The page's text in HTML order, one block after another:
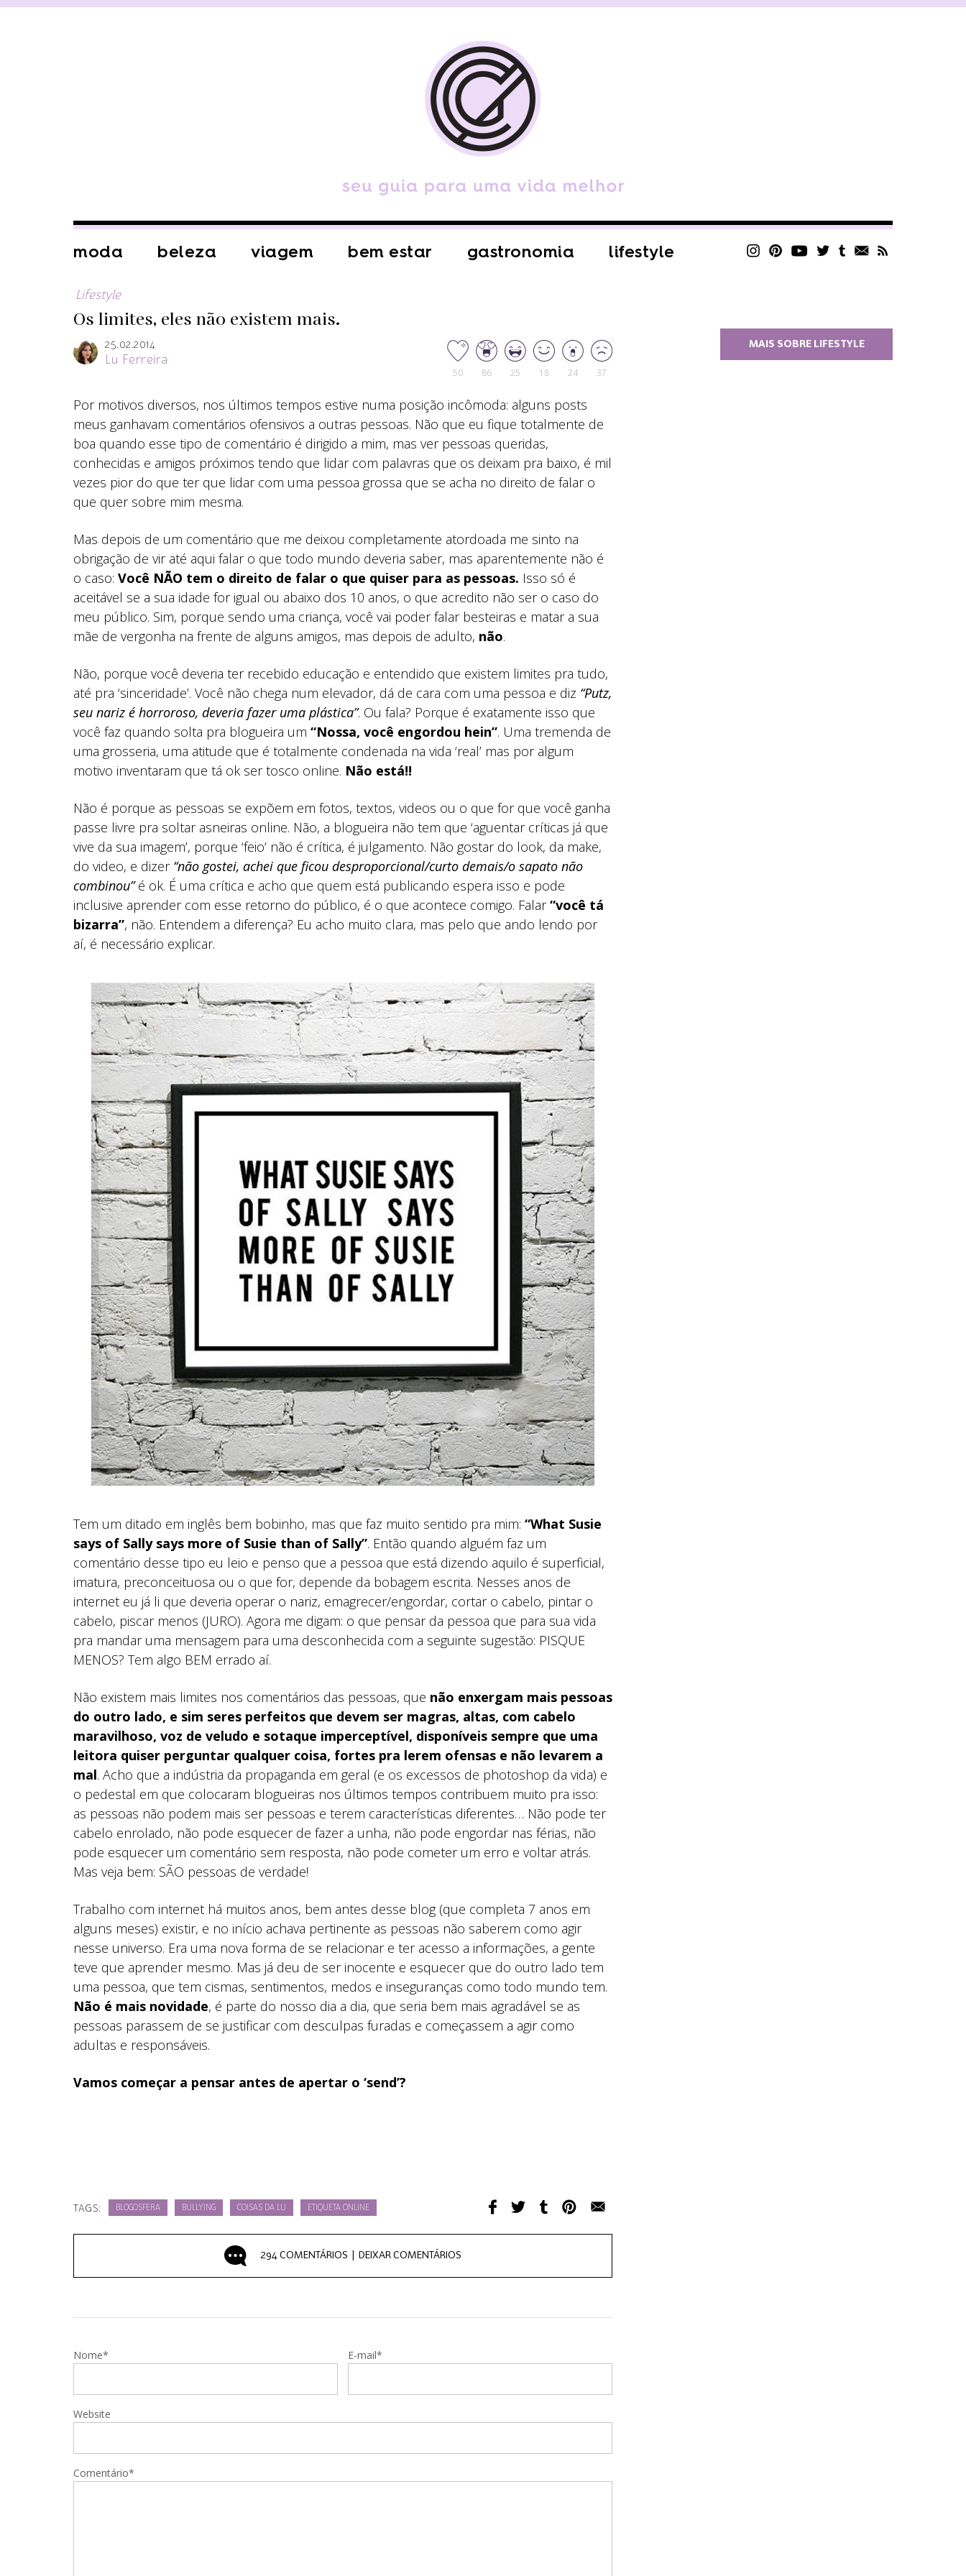
moda beleza viagem bem estar gastronomia lifestyle
Lifestyle
Os limites, eles não existem mais.
25.02.2014
Lu Ferreira
50 86 25 18 24 37
Por motivos diversos, nos últimos tempos estive numa posição incômoda: alguns posts
meus ganhavam comentários ofensivos a outras pessoas. Não que eu fique totalmente de
boa quando esse tipo de comentário é dirigido a mim, mas ver pessoas queridas,
conhecidas e amigos próximos tendo que lidar com palavras que os deixam pra baixo, é mil
vezes pior do que ter que lidar com uma pessoa grossa que se acha no direito de falar o
que quer sobre mim mesma.
Mas depois de um comentário que me deixou completamente atordoada me sinto na
obrigação de vir até aqui falar o que todo mundo deveria saber, mas aparentemente não é
o caso: Você NÃO tem o direito de falar o que quiser para as pessoas. Isso só é
aceitável se a sua idade for igual ou abaixo dos 10 anos, o que acredito não ser o caso do
meu público. Sim, porque sendo uma criança, você vai poder falar besteiras e matar a sua
mãe de vergonha na frente de alguns amigos, mas depois de adulto, não.
Não, porque você deveria ter recebido educação e entendido que existem limites pra tudo,
até pra ‘sinceridade’. Você não chega num elevador, dá de cara com uma pessoa e diz “Putz,
seu nariz é horroroso, deveria fazer uma plástica”. Ou fala? Porque é exatamente isso que
você faz quando solta pra blogueira um “Nossa, você engordou hein”. Uma tremenda de
uma grosseria, uma atitude que é totalmente condenada na vida ‘real’ mas por algum
motivo inventaram que tá ok ser tosco online. Não está!!
Não é porque as pessoas se expõem em fotos, textos, videos ou o que for que você ganha
passe livre pra soltar asneiras online. Não, a blogueira não tem que ‘aguentar críticas já que
vive da sua imagem’, porque ‘feio’ não é crítica, é julgamento. Não gostar do look, da make,
do video, e dizer “não gostei, achei que ficou desproporcional/curto demais/o sapato não
combinou”é ok. É uma crítica e acho que quem está publicando espera isso e pode
inclusive aprender com esse retorno do público, é o que acontece comigo. Falar“você tá
bizarra”, não. Entendem a diferença? Eu acho muito clara, mas pelo que ando lendo por
aí, é necessário explicar.
Tem um ditado em inglês bem bobinho, mas que faz muito sentido pra mim: “What Susie
says of Sally says more of Susie than of Sally”. Então quando alguém faz um
comentário desse tipo eu leio e penso que a pessoa que está dizendo aquilo é superficial,
imatura, preconceituosa ou o que for, depende da bobagem escrita. Nesses anos de
internet eu já li que deveria operar o nariz, emagrecer/engordar, cortar o cabelo, pintar o
cabelo, piscar menos (JURO). Agora me digam: o que pensar da pessoa que para sua vida
pra mandar uma mensagem para uma desconhecida com a seguinte sugestão: PISQUE
MENOS? Tem algo BEM errado aí.
Não existem mais limites nos comentários das pessoas, que não enxergam mais pessoas
do outro lado, e sim seres perfeitos que devem ser magras, altas, com cabelo
maravilhoso, voz de veludo e sotaque imperceptível, disponíveis sempre que uma
leitora quiser perguntar qualquer coisa, fortes pra lerem ofensas e não levarem a
mal. Acho que a indústria da propaganda em geral (e os excessos de photoshop da vida) e
o pedestal em que colocaram blogueiras nos últimos tempos contribuem muito pra isso:
as pessoas não podem mais ser pessoas e terem características diferentes… Não pode ter
cabelo enrolado, não pode esquecer de fazer a unha, não pode engordar nas férias, não
pode esquecer um comentário sem resposta, não pode cometer um erro e voltar atrás.
Mas veja bem: SÃO pessoas de verdade!
Trabalho com internet há muitos anos, bem antes desse blog (que completa 7 anos em
alguns meses) existir, e no início achava pertinente as pessoas não saberem como agir
nesse universo. Era uma nova forma de se relacionar e ter acesso a informações, a gente
teve que aprender mesmo. Mas já deu de ser inocente e esquecer que do outro lado tem
uma pessoa, que tem cismas, sentimentos, medos e inseguranças como todo mundo tem.
Não é mais novidade, é parte do nosso dia a dia, que seria bem mais agradável se as
pessoas parassem de se justificar com desculpas furadas e começassem a agir como
adultas e responsáveis.
Vamos começar a pensar antes de apertar o ‘send’?
TAGS: BLOGOSFERA BULLYING COISAS DA LU ETIQUETA ONLINE
294 COMENTÁRIOS | DEIXAR COMENTÁRIOS
Nome* E-mail*
Website
Comentário*
MAIS SOBRE LIFESTYLE